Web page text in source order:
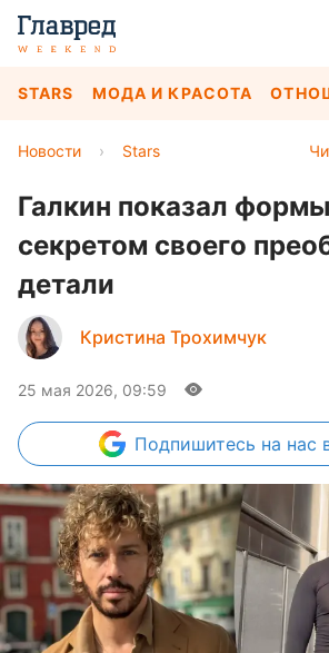
STARS МОДА И КРАСОТА
Новости › Stars
Галкин показал
секретом своего
детали
Кристина Трохимчук
25 мая 2026, 09:59
Подпишитесь на нас